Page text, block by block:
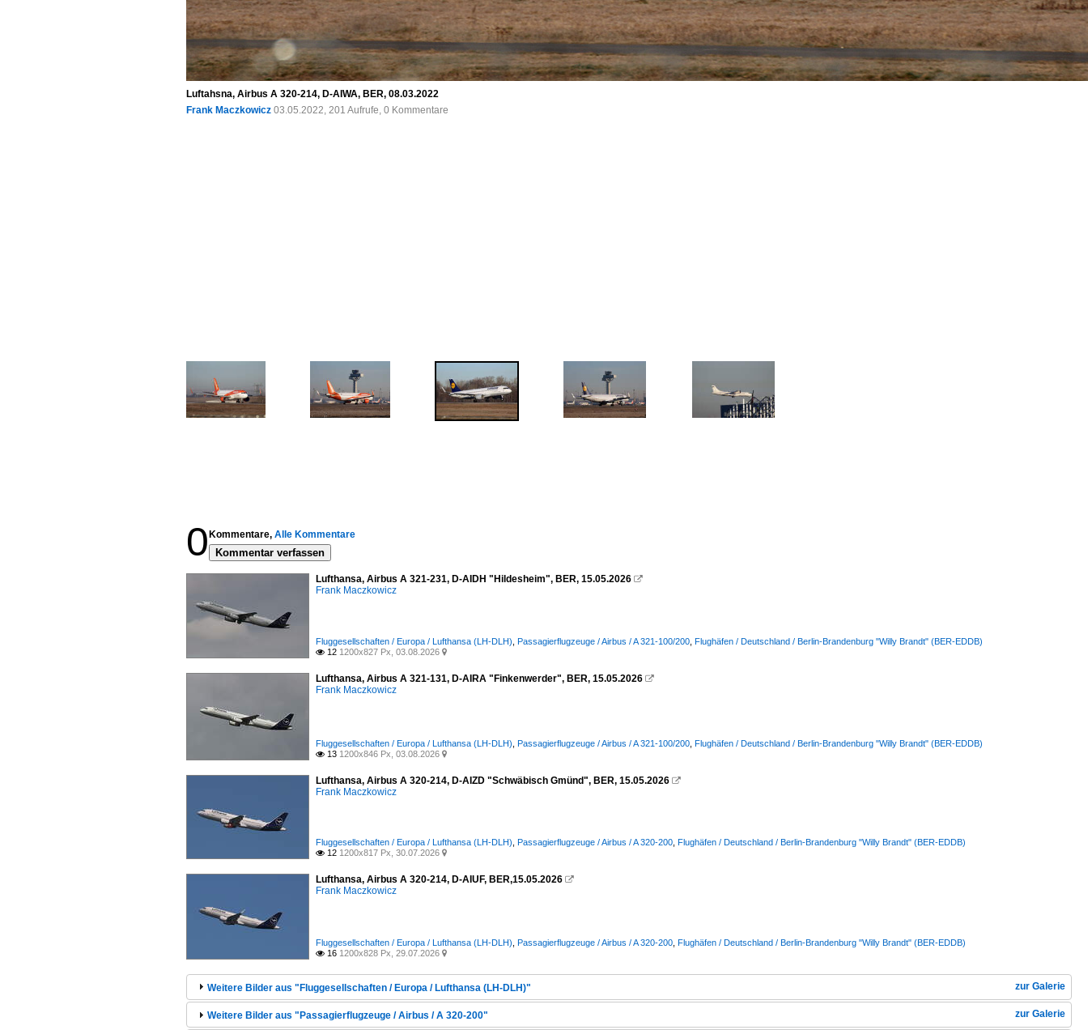
Luftahsna, Airbus A 320-214, D-AIWA, BER, 08.03.2022
Frank Maczkowicz 03.05.2022, 201 Aufrufe, 0 Kommentare
0 Kommentare, Alle Kommentare
Kommentar verfassen
Lufthansa, Airbus A 321-231, D-AIDH "Hildesheim", BER, 15.05.2026 
Frank Maczkowicz
Fluggesellschaften / Europa / Lufthansa (LH-DLH) Passagierflugzeuge / Airbus / A 321-100/200 Flughäfen / Deutschland / Berlin-Brandenburg "Willy Brandt" (BER-EDDB)
 12 1200x827 Px, 03.08.2026 
Lufthansa, Airbus A 321-131, D-AIRA "Finkenwerder", BER, 15.05.2026 
Frank Maczkowicz
Fluggesellschaften / Europa / Lufthansa (LH-DLH) Passagierflugzeuge / Airbus / A 321-100/200 Flughäfen / Deutschland / Berlin-Brandenburg "Willy Brandt" (BER-EDDB)
 13 1200x846 Px, 03.08.2026 
Lufthansa, Airbus A 320-214, D-AIZD "Schwäbisch Gmünd", BER, 15.05.2026 
Frank Maczkowicz
Fluggesellschaften / Europa / Lufthansa (LH-DLH) Passagierflugzeuge / Airbus / A 320-200 Flughäfen / Deutschland / Berlin-Brandenburg "Willy Brandt" (BER-EDDB)
 12 1200x817 Px, 30.07.2026 
Lufthansa, Airbus A 320-214, D-AIUF, BER,15.05.2026 
Frank Maczkowicz
Fluggesellschaften / Europa / Lufthansa (LH-DLH) Passagierflugzeuge / Airbus / A 320-200 Flughäfen / Deutschland / Berlin-Brandenburg "Willy Brandt" (BER-EDDB)
 16 1200x828 Px, 29.07.2026 
zur Galerie
Weitere Bilder aus "Fluggesellschaften / Europa / Lufthansa (LH-DLH)"
zur Galerie
Weitere Bilder aus "Passagierflugzeuge / Airbus / A 320-200"